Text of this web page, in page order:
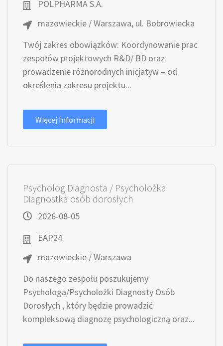
POLPHARMA S.A.
mazowieckie / Warszawa, ul. Bobrowiecka
Twój zakres obowiązków: Koordynowanie prac
zespołów projektowych R&D/ BD oraz
prowadzenie różnorodnych inicjatyw – od
określenia zakresu projektu...
Więcej Informacji
Psycholog Diagnosta / Psycholożka
Diagnostka osób dorosłych
2026-08-05
EAP24
mazowieckie / Warszawa
Do naszego zespołu poszukujemy
Psychologa/Psycholożki Diagnosty Osób
Dorosłych , który będzie prowadzić
kompleksową diagnozę psychologiczną oraz...